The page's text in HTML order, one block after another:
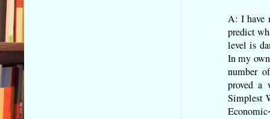
A: I have
predict
level is
In my
number
proved a
Simplest